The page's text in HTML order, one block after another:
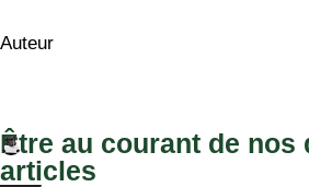
Auteur
Être au courant de nos
articles